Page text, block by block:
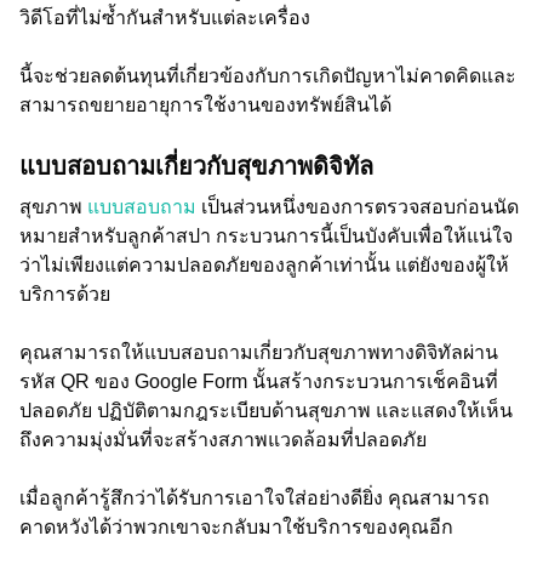
วิดีโอที่ไม่ซ้ำกันสำหรับแต่ละเครื่อง
นี้จะช่วยลดต้นทุนที่เกี่ยวข้องกับการเกิดปัญหาไม่คาดคิดและ
สามารถขยายอายุการใช้งานของทรัพย์สินได้
แบบสอบถามเกี่ยวกับสุขภาพดิจิทัล
สุขภาพ แบบสอบถาม เป็นส่วนหนึ่งของการตรวจสอบก่อนนัด
หมายสำหรับลูกค้าสปา กระบวนการนี้เป็นบังคับเพื่อให้แน่ใจ
ว่าไม่เพียงแต่ความปลอดภัยของลูกค้าเท่านั้น แต่ยังของผู้ให้
บริการด้วย
คุณสามารถให้แบบสอบถามเกี่ยวกับสุขภาพทางดิจิทัลผ่าน
รหัส QR ของ Google Form นั้นสร้างกระบวนการเช็คอินที่
ปลอดภัย ปฏิบัติตามกฎระเบียบด้านสุขภาพ และแสดงให้เห็น
ถึงความมุ่งมั่นที่จะสร้างสภาพแวดล้อมที่ปลอดภัย
เมื่อลูกค้ารู้สึกว่าได้รับการเอาใจใส่อย่างดียิ่ง คุณสามารถ
คาดหวังได้ว่าพวกเขาจะกลับมาใช้บริการของคุณอีก